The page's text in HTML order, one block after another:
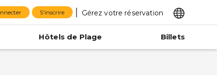
S'inscrire Gérez votre réservation
Hôtels de Plage Billets